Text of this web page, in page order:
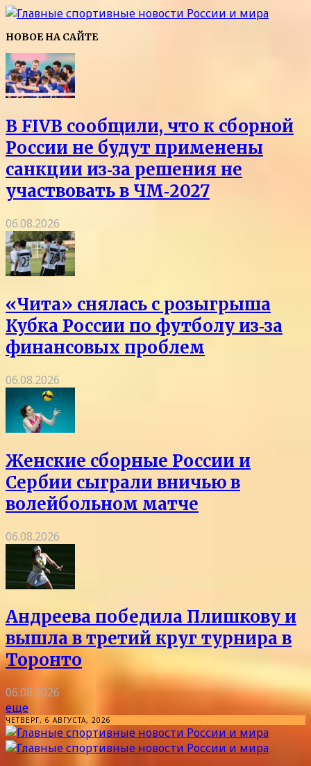
НОВОЕ НА САЙТЕ
В FIVB сообщили, что к сборной
России не будут применены
санкции из‑за решения не
участвовать в ЧМ‑2027
06.08.2026
«Чита» снялась с розыгрыша
Кубка России по футболу из‑за
финансовых проблем
06.08.2026
Женские сборные России и
Сербии сыграли вничью в
волейбольном матче
06.08.2026
Андреева победила Плишкову и
вышла в третий круг турнира в
Торонто
06.08.2026
еще
ЧЕТВЕРГ, 6 АВГУСТА, 2026